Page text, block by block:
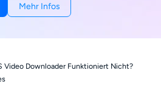
Mehr Infos
Video Downloader Funktioniert Nicht?